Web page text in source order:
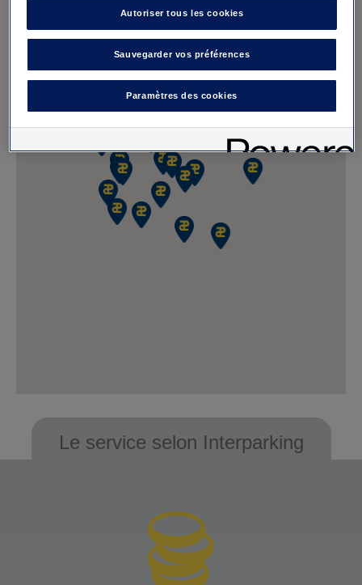
75008 Paris
Hauteur maximale : 1,9
J'y vais
Parking Interparking
Parking Cambronne -
Rue du Commerce
Parking Interparking
75009 Paris
Nombre de place : 449
Hauteur maximale : 1.9
Le service selon Interparking
Autoriser tous les cookies
Sauvegarder vos préférences
Paramètres des cookies